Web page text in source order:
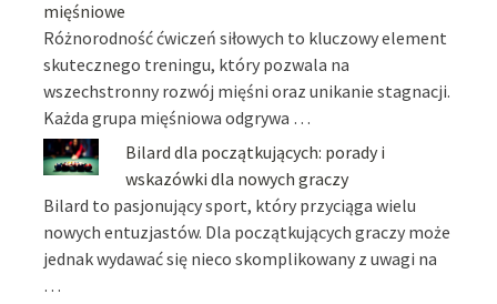
mięśniowe
Różnorodność ćwiczeń siłowych to kluczowy element
skutecznego treningu, który pozwala na
wszechstronny rozwój mięśni oraz unikanie stagnacji.
Każda grupa mięśniowa odgrywa …
Bilard dla początkujących: porady i
wskazówki dla nowych graczy
Bilard to pasjonujący sport, który przyciąga wielu
nowych entuzjastów. Dla początkujących graczy może
jednak wydawać się nieco skomplikowany z uwagi na
…